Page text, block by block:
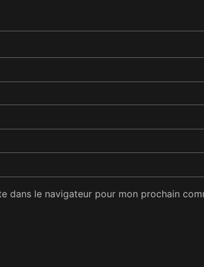
dans le navigateur pour mon prochain